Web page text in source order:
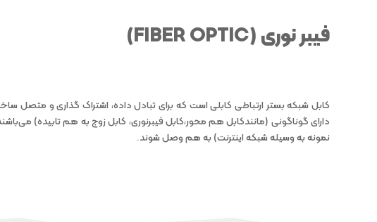
فیبر نوری (FIBER OPTIC)
کابل شبکه بستر ارتباطی کابلی است که برای تبادل داده، اشتراک گذاری و متصل
دارای گوناگونی (مانندکابل هم محور،کابل فیبرنوری، کابل زوج به هم تابیده)
نمونه به وسیله شبکه اینترنت) به هم وصل شوند.